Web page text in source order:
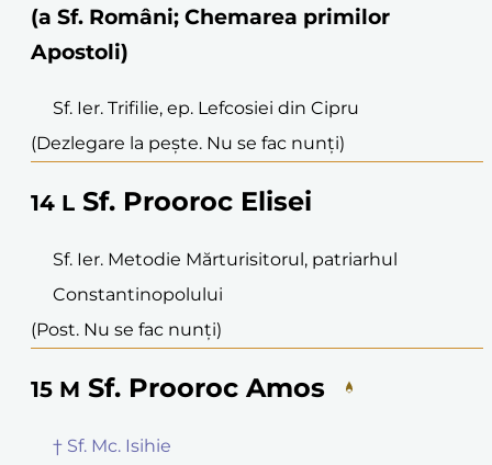
(a Sf. Români; Chemarea primilor
Apostoli)
Sf. Ier. Trifilie, ep. Lefcosiei din Cipru
(Dezlegare la pește. Nu se fac nunți)
14 L Sf. Prooroc Elisei
Sf. Ier. Metodie Mărturisitorul, patriarhul
Constantinopolului
(Post. Nu se fac nunți)
15 M Sf. Prooroc Amos
† Sf. Mc. Isihie